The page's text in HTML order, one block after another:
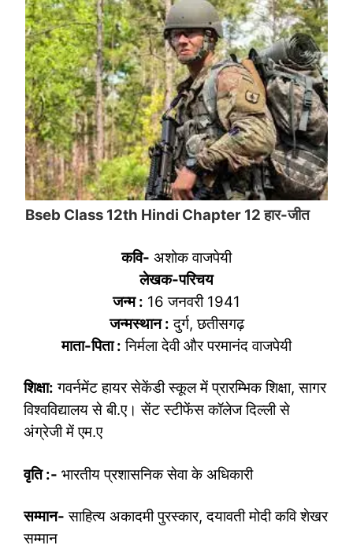
Bseb Class 12th Hindi Chapter 12 हार-जीत
कवि- अशोक वाजपेयी
लेखक-परिचय
जन्म : 16 जनवरी 1941
जन्मस्थान : दुर्ग, छतीसगढ़
माता-पिता : निर्मला देवी और परमानंद वाजपेयी
शिक्षा: गवर्नमेंट हायर सेकेंडी स्कूल में प्रारम्भिक शिक्षा, सागर
विश्वविद्यालय से बी.ए। सेंट स्टीफेंस कॉलेज दिल्ली से
अंग्रेजी में एम.ए
वृति :- भारतीय प्रशासनिक सेवा के अधिकारी
सम्मान- साहित्य अकादमी पुरस्कार, दयावती मोदी कवि शेखर
सम्मान